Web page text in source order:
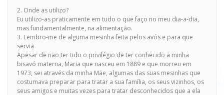
2. Onde as utilizo?
Eu utilizo-as praticamente em tudo o que faço no meu dia-a-dia,
mas fundamentalmente, na alimentação.
3. Lembro-me de alguma mesinha feita pelos avós e para que
servia
Apesar de não ter tido o privilégio de ter conhecido a minha
bisavó materna, Maria que nasceu em 1889 e que morreu em
1973, sei através da minha Mãe, algumas das suas mesinhas que
costumava preparar para tratar a sua família, os seus vizinhos, os
seus amigos e muitas vezes para tratar desconhecidos que a ela